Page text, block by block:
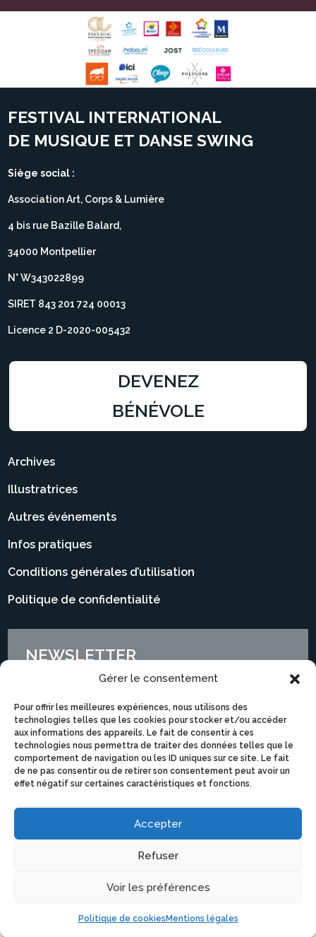
Gérer le consentement
Pour offrir les meilleures expériences, nous utilisons des
technologies telles que les cookies pour stocker et/ou accéder
aux informations des appareils. Le fait de consentir à ces
technologies nous permettra de traiter des données telles que le
comportement de navigation ou les ID uniques sur ce site. Le fait
de ne pas consentir ou de retirer son consentement peut avoir un
effet négatif sur certaines caractéristiques et fonctions.
Accepter
Refuser
Voir les préférences
Politique de cookies Mentions légales
FESTIVAL INTERNATIONAL
DE MUSIQUE ET DANSE SWING
Siège social :
Association Art, Corps & Lumière
4 bis rue Bazille Balard,
34000 Montpellier
N° W343022899
SIRET 843 201 724 00013
Licence 2 D-2020-005432
DEVENEZ
BÉNÉVOLE
Archives
Illustratrices
Autres événements
Infos pratiques
Conditions générales d’utilisation
Politique de confidentialité
NEWSLETTER
Je m'abonne
–Mentions légales